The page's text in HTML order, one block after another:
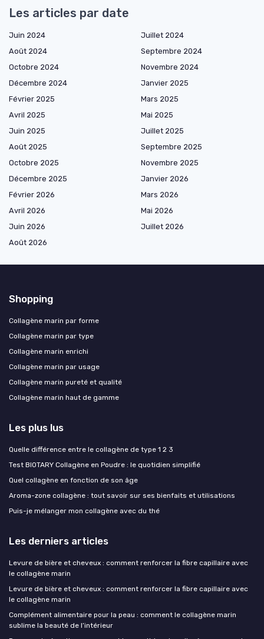
Les articles par date
Juin 2024
Juillet 2024
Août 2024
Septembre 2024
Octobre 2024
Novembre 2024
Décembre 2024
Janvier 2025
Février 2025
Mars 2025
Avril 2025
Mai 2025
Juin 2025
Juillet 2025
Août 2025
Septembre 2025
Octobre 2025
Novembre 2025
Décembre 2025
Janvier 2026
Février 2026
Mars 2026
Avril 2026
Mai 2026
Juin 2026
Juillet 2026
Août 2026
Shopping
Collagène marin par forme
Collagène marin par type
Collagène marin enrichi
Collagène marin par usage
Collagène marin pureté et qualité
Collagène marin haut de gamme
Les plus lus
Quelle différence entre le collagène de type 1 2 3
Test BIOTARY Collagène en Poudre : le quotidien simplifié
Quel collagène en fonction de son âge
Aroma-zone collagène : tout savoir sur ses bienfaits et utilisations
Puis-je mélanger mon collagène avec du thé
Les derniers articles
Levure de bière et cheveux : comment renforcer la fibre capillaire avec
le collagène marin
Levure de bière et cheveux : comment renforcer la fibre capillaire avec
le collagène marin
Complément alimentaire pour la peau : comment le collagène marin
sublime la beauté de l’intérieur